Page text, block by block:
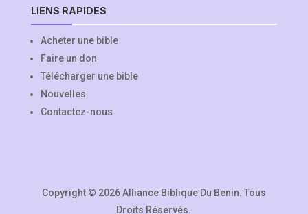
LIENS RAPIDES
Acheter une bible
Faire un don
Télécharger une bible
Nouvelles
Contactez-nous
Copyright © 2026 Alliance Biblique Du Benin. Tous
Droits Réservés.